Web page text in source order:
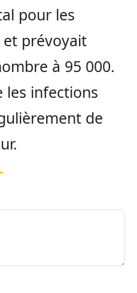
pour les
et prévoyait
à 95 000.
les infections
de